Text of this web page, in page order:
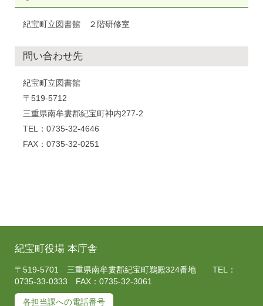
紀宝町立図書館 ２階研修室
問い合わせ先
紀宝町立図書館
〒519-5712
三重県南牟婁郡紀宝町神内277-2
TEL：0735-32-4646
FAX：0735-32-0251
紀宝町役場 本庁舎
〒519-5701 三重県南牟婁郡紀宝町鵜殿324番地 TEL：
0735-33-0333 FAX：0735-32-3061
各担当課への電話番号